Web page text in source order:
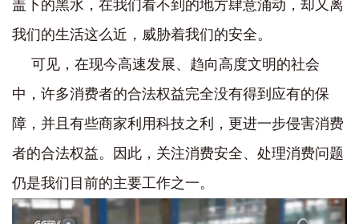
盖下的黑水，在我们看不到的地方肆意涌动，却又离
我们的生活这么近，威胁着我们的安全。
可见，在现今高速发展、趋向高度文明的社会
中，许多消费者的合法权益完全没有得到应有的保
障，并且有些商家利用科技之利，更进一步侵害消费
者的合法权益。因此，关注消费安全、处理消费问题
仍是我们目前的主要工作之一。